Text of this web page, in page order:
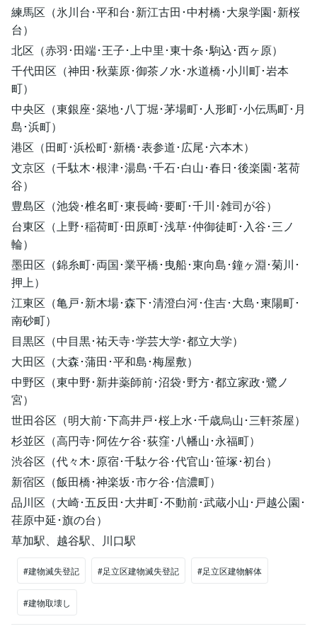
練馬区（氷川台･平和台･新江古田･中村橋･大泉学園･新桜
台）
北区（赤羽･田端･王子･上中里･東十条･駒込･西ヶ原）
千代田区（神田･秋葉原･御茶ノ水･水道橋･小川町･岩本
町）
中央区（東銀座･築地･八丁堀･茅場町･人形町･小伝馬町･月
島･浜町）
港区（田町･浜松町･新橋･表参道･広尾･六本木）
文京区（千駄木･根津･湯島･千石･白山･春日･後楽園･茗荷
谷）
豊島区（池袋･椎名町･東長崎･要町･千川･雑司が谷）
台東区（上野･稲荷町･田原町･浅草･仲御徒町･入谷･三ノ
輪）
墨田区（錦糸町･両国･業平橋･曳船･東向島･鐘ヶ淵･菊川･
押上）
江東区（亀戸･新木場･森下･清澄白河･住吉･大島･東陽町･
南砂町）
目黒区（中目黒･祐天寺･学芸大学･都立大学）
大田区（大森･蒲田･平和島･梅屋敷）
中野区（東中野･新井薬師前･沼袋･野方･都立家政･鷺ノ
宮）
世田谷区（明大前･下高井戸･桜上水･千歳烏山･三軒茶屋）
杉並区（高円寺･阿佐ケ谷･荻窪･八幡山･永福町）
渋谷区（代々木･原宿･千駄ケ谷･代官山･笹塚･初台）
新宿区（飯田橋･神楽坂･市ケ谷･信濃町）
品川区（大崎･五反田･大井町･不動前･武蔵小山･戸越公園･
荏原中延･旗の台）
草加駅、越谷駅、川口駅
#建物滅失登記 #足立区建物滅失登記 #足立区建物解体
#建物取壊し